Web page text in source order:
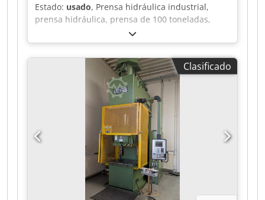
Estado: usado, Prensa hidráulica industrial,
prensa hidráulica, prensa de 100 toneladas,
prensa hidráulica de marco en C, HYDRAP
PRESSEN HPS ZB 100, máquina usada.
Fabricante: HYDRAP PRESSEN GmbH
(Plüderhausen, Alemania), fabricante de primera
calidad de maquinaria de prensas industriales.
Tipo: HPS ZB 100 Número de serie (Fabrik-Nr.):
6535 Año de fabricación (Baujahr): 1991 Peso:
14 700 kg Estado: Usada, diseño industrial de
alta resistencia Parámetros técnicos y de
funcionamiento: Carga permitida / Fuerza de
prensado (Zul. Belastg.): 1000 kN
(aproximadamente 100 toneladas de capacidad)
Chsdpjzk Amrofx Aqqoa Carrera útil (Nutzhub):
300 mm Tipo de transmisión (Antriebsart):
Clasificado